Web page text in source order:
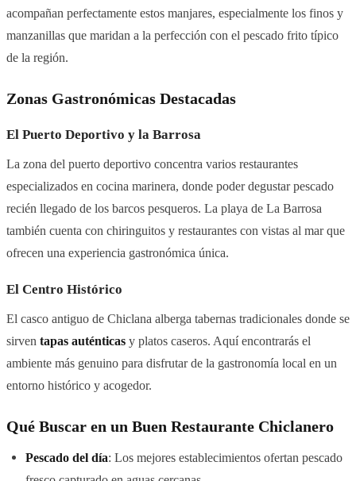
acompañan perfectamente estos manjares, especialmente los finos y
manzanillas que maridan a la perfección con el pescado frito típico
de la región.
Zonas Gastronómicas Destacadas
El Puerto Deportivo y la Barrosa
La zona del puerto deportivo concentra varios restaurantes
especializados en cocina marinera, donde poder degustar pescado
recién llegado de los barcos pesqueros. La playa de La Barrosa
también cuenta con chiringuitos y restaurantes con vistas al mar que
ofrecen una experiencia gastronómica única.
El Centro Histórico
El casco antiguo de Chiclana alberga tabernas tradicionales donde se
sirven tapas auténticas y platos caseros. Aquí encontrarás el
ambiente más genuino para disfrutar de la gastronomía local en un
entorno histórico y acogedor.
Qué Buscar en un Buen Restaurante Chiclanero
Pescado del día: Los mejores establecimientos ofertan pescado